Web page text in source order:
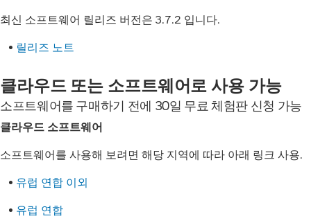
최신 소프트웨어 릴리즈 버전은 3.7.2 입니다.
• 릴리즈 노트
클라우드 또는 소프트웨어로 사용 가능
소프트웨어를 구매하기 전에 30일 무료 체험판 신청 가능
클라우드 소프트웨어
소프트웨어를 사용해 보려면 해당 지역에 따라 아래 링크 사용.
• 유럽 연합 이외
• 유럽 연합